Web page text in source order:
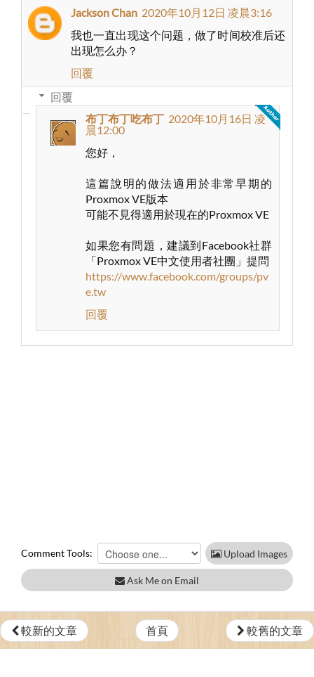
Jackson Chan 2020年10月12日 凌晨3:16
我也一直出现这个问题，做了时间校准后还
出现怎么办？
回覆
回覆
布丁布丁吃布丁 2020年10月16日 凌
晨12:00
您好，
這篇說明的做法適用於非常早期的
Proxmox VE版本
可能不見得適用於現在的Proxmox VE
如果您有問題，建議到Facebook社群
「Proxmox VE中文使用者社團」提問
https://www.facebook.com/groups/pv
e.tw
回覆
Comment Tools: Upload Images
Ask Me on Email
較新的文章 首頁 較舊的文章